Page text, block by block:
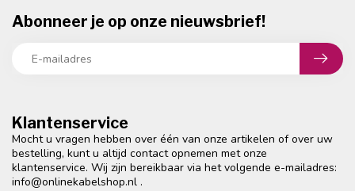
Klantenservice
Mocht u vragen hebben over één van onze artikelen of over uw
bestelling, kunt u altijd contact opnemen met onze
klantenservice. Wij zijn bereikbaar via het volgende e-mailadres:
info@onlinekabelshop.nl .
Abonneer je op onze nieuwsbrief!